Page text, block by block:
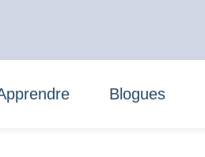
Blogues